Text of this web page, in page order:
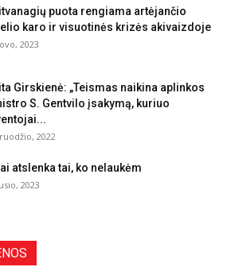
puota rengiama artėjančio
karo ir visuotinės krizės akivaizdoje
2023
Girskienė: „Teismas naikina aplinkos
S. Gentvilo įsakymą, kuriuo
2022
atslenka tai, ko nelaukėm
2023